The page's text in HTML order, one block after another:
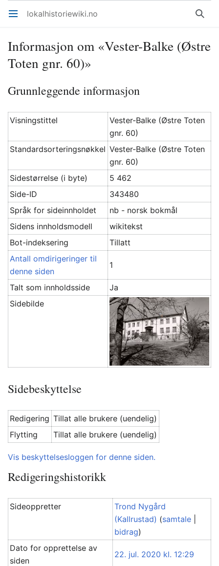
Åpne hovedmenyen lokalhistoriewiki.no Søk
Informasjon om «Vester-Balke (Østre
Toten gnr. 60)»
Grunnleggende informasjon
Visningstittel
Vester-Balke (Østre Toten
gnr. 60)
Standardsorteringsnøkkel Vester-Balke (Østre Toten
gnr. 60)
Sidestørrelse (i byte)
5 462
Side-ID
343480
Språk for sideinnholdet
nb - norsk bokmål
Sidens innholdsmodell
wikitekst
Bot-indeksering
Tillatt
Antall omdirigeringer til
denne siden
1
Talt som innholdsside
Ja
Sidebilde
Sidebeskyttelse
Redigering Tillat alle brukere (uendelig)
Flytting
Tillat alle brukere (uendelig)
Vis beskyttelsesloggen for denne siden.
Redigeringshistorikk
Sideoppretter
Trond Nygård
(Kallrustad) (samtale
bidrag)
Dato for opprettelse av
siden
22. jul. 2020 kl. 12:29